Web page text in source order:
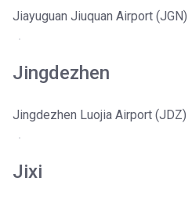
Jiayuguan Jiuquan Airport (JGN)
Jingdezhen
Jingdezhen Luojia Airport (JDZ)
Jixi